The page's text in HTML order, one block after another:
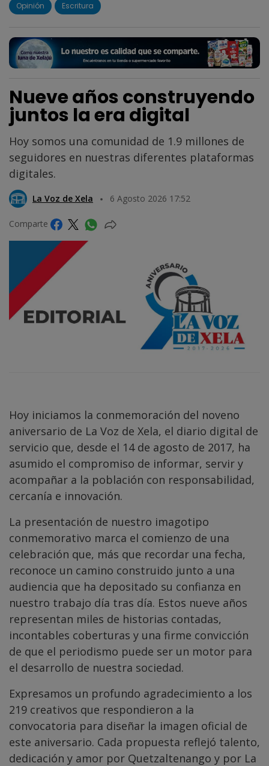
Opinión Escritura
Nueve años construyendo
juntos la era digital
Hoy somos una comunidad de 1.9 millones de
seguidores en nuestras diferentes plataformas
digitales.
La Voz de Xela 6 Agosto 2026 17:52
Comparte
Hoy iniciamos la conmemoración del noveno
aniversario de La Voz de Xela, el diario digital de
servicio que, desde el 14 de agosto de 2017, ha
asumido el compromiso de informar, servir y
acompañar a la población con responsabilidad,
cercanía e innovación.
La presentación de nuestro imagotipo
conmemorativo marca el comienzo de una
celebración que, más que recordar una fecha,
reconoce un camino construido junto a una
audiencia que ha depositado su confianza en
nuestro trabajo día tras día. Estos nueve años
representan miles de historias contadas,
incontables coberturas y una firme convicción
de que el periodismo puede ser un motor para
el desarrollo de nuestra sociedad.
Expresamos un profundo agradecimiento a los
219 creativos que respondieron a la
convocatoria para diseñar la imagen oficial de
este aniversario. Cada propuesta reflejó talento,
dedicación y amor por Quetzaltenango y por La